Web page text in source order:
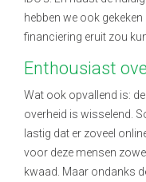
hebben we ook
financiering eruit zou
Enthousiast
Wat ook opvallend is:
overheid is wisselend.
lastig dat er zoveel
voor deze mensen
kwaad. Maar ondanks